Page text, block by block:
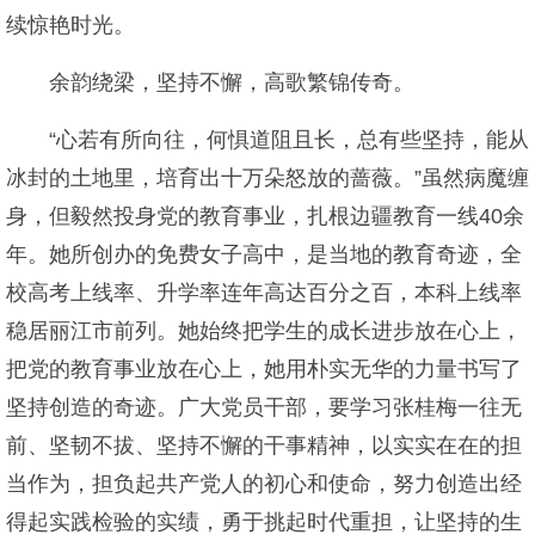
续惊艳时光。
余韵绕梁，坚持不懈，高歌繁锦传奇。
“心若有所向往，何惧道阻且长，总有些坚持，能从
冰封的土地里，培育出十万朵怒放的蔷薇。”虽然病魔缠
身，但毅然投身党的教育事业，扎根边疆教育一线40余
年。她所创办的免费女子高中，是当地的教育奇迹，全
校高考上线率、升学率连年高达百分之百，本科上线率
稳居丽江市前列。她始终把学生的成长进步放在心上，
把党的教育事业放在心上，她用朴实无华的力量书写了
坚持创造的奇迹。广大党员干部，要学习张桂梅一往无
前、坚韧不拔、坚持不懈的干事精神，以实实在在的担
当作为，担负起共产党人的初心和使命，努力创造出经
得起实践检验的实绩，勇于挑起时代重担，让坚持的生